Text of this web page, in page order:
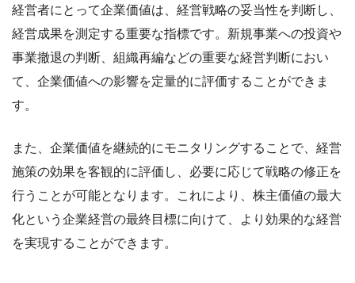
経営者にとって企業価値は、経営戦略の妥当性を判断し、
経営成果を測定する重要な指標です。新規事業への投資や
事業撤退の判断、組織再編などの重要な経営判断におい
て、企業価値への影響を定量的に評価することができま
す。
また、企業価値を継続的にモニタリングすることで、経営
施策の効果を客観的に評価し、必要に応じて戦略の修正を
行うことが可能となります。これにより、株主価値の最大
化という企業経営の最終目標に向けて、より効果的な経営
を実現することができます。